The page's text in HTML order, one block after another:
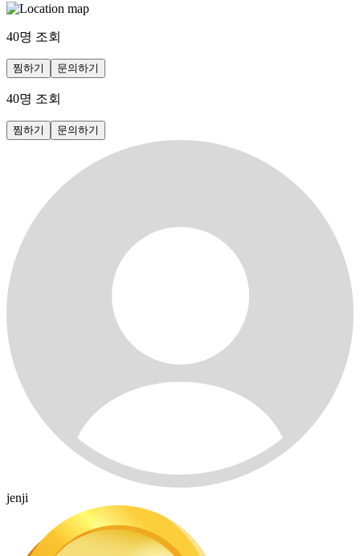
40명 조회
찜하기 문의하기
40명 조회
찜하기 문의하기
jenji